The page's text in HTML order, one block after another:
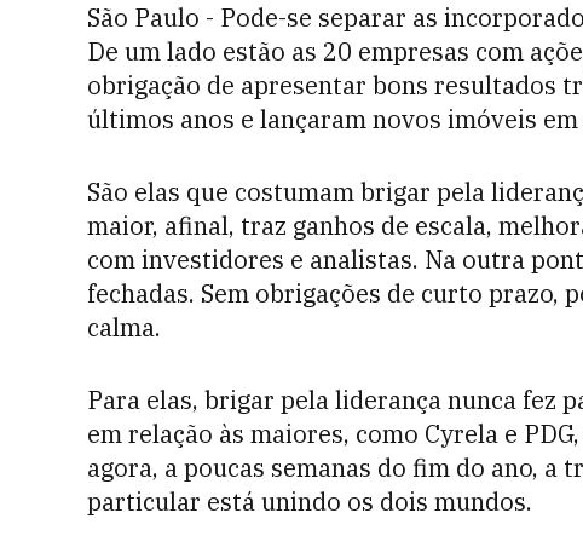
São Paulo - Pode-se separar as
De um lado estão as 20 empresas com
obrigação de apresentar bons resultados
últimos anos e lançaram novos imóveis
São elas que costumam brigar pela
maior, afinal, traz ganhos de escala,
com investidores e analistas. Na outra
fechadas. Sem obrigações de curto prazo,
calma.
Para elas, brigar pela liderança nunca fez
em relação às maiores, como Cyrela e
agora, a poucas semanas do fim do ano, a
particular está unindo os dois mundos.